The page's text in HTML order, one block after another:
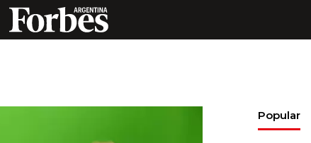
Popular